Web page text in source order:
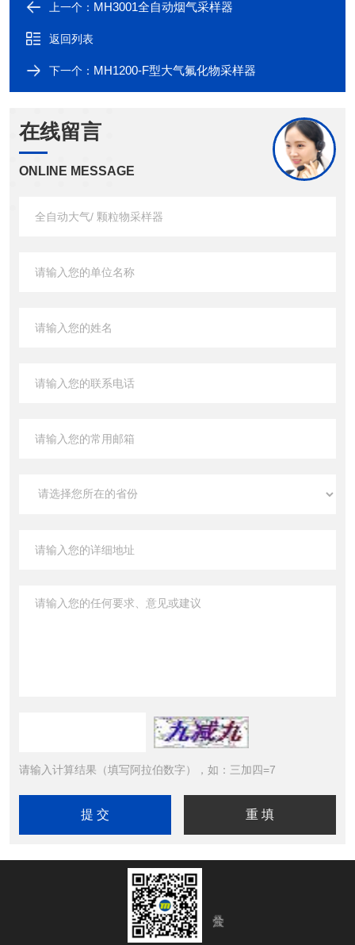
上一个： MH3001全自动烟气采样器
返回列表
下一个： MH1200-F型大气氟化物采样器
在线留言
ONLINE MESSAGE
请输入计算结果（填写阿拉伯数字），如：三加四=7